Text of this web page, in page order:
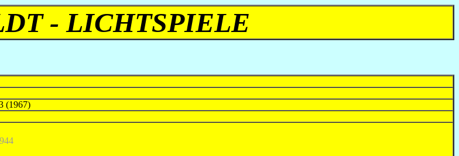
- LICHTSPIELE
(1967)